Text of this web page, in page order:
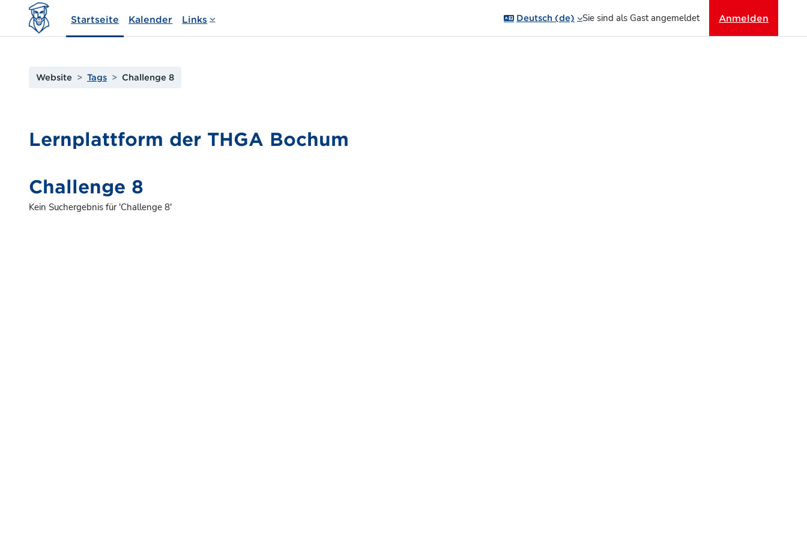
Zum Hauptinhalt
Startseite Kalender Links Deutsch ‎(de)‎ Sie sind als Gast angemeldet Anmelden
Website Tags Challenge 8
Lernplattform der THGA Bochum
Challenge 8
Kein Suchergebnis für 'Challenge 8'